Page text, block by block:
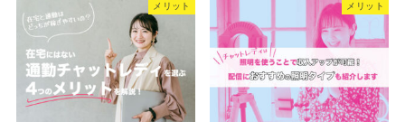
メリット メリット